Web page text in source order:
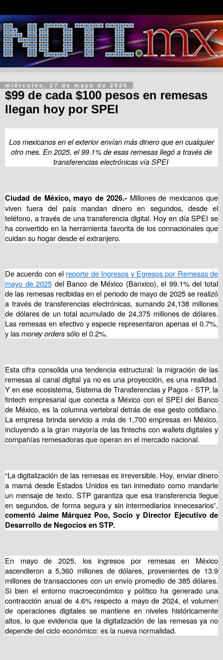
miércoles, 27 de mayo de 2026
$99 de cada $100 pesos en remesas
llegan hoy por SPEI
Los mexicanos en el exterior envían más dinero que en cualquier
otro mes. En 2025, el 99.1% de esas remesas llegó a través de
transferencias electrónicas vía SPEI
Ciudad de México, mayo de 2026.-Millones de mexicanos que
viven fuera del país mandan dinero en segundos, desde el
teléfono, a través de una transferencia digital. Hoy en día SPEI se
haconvertido en la herramienta favorita de los connacionales que
cuidan su hogar desde el extranjero.
De acuerdo con el reporte de Ingresos y Egresos por Remesas de
mayo de 2025 del Banco de México (Banxico), el 99.1% del total
de las remesas recibidas en el periodo de mayo de 2025 se realizó
a través de transferencias electrónicas, sumando 24,138 millones
de dólares de un total acumulado de 24,375 millones de dólares.
Las remesas en efectivo y especie representaron apenas el 0.7%,
y lasmoney orderssólo el 0.2%.
Esta cifra consolida una tendencia estructural: la migración de las
remesas al canal digital ya no es una proyección, es una realidad.
Y en ese ecosistema, Sistema de Transferencias y Pagos - STP, la
fintech empresarial que conecta a México con el SPEI del Banco
de México, es la columna vertebral detrás de ese gesto cotidiano.
La empresa brinda servicio a más de 1,700 empresas en México,
incluyendo a la gran mayoría de las fintechs con wallets digitales y
compañías remesadoras que operan en el mercado nacional.
“La digitalización de las remesas es irreversible. Hoy, enviar dinero
a mamá desde Estados Unidos es tan inmediato como mandarle
un mensaje de texto. STP garantiza que esa transferencia llegue
en segundos, de forma segura y sin intermediarios innecesarios”,
comentó Jaime Márquez Poo, Socio y Director Ejecutivo de
Desarrollo de Negocios en STP.
En mayo de 2025, los ingresos por remesas en México
ascendieron a 5,360 millones de dólares, provenientes de 13.9
millones de transacciones con un envío promedio de 385 dólares.
Si bien el entorno macroeconómico y político ha generado una
contracción anual de 4.6% respecto a mayo de 2024, el volumen
de operaciones digitales se mantiene en niveles históricamente
altos, lo que evidencia que la digitalización de las remesas ya no
depende del ciclo económico: es la nueva normalidad.